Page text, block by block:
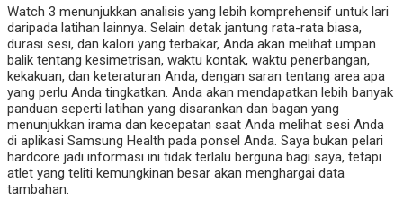
Watch 3 menunjukkan analisis yang lebih komprehensif untuk lari
daripada latihan lainnya. Selain detak jantung rata-rata biasa,
durasi sesi, dan kalori yang terbakar, Anda akan melihat umpan
balik tentang kesimetrisan, waktu kontak, waktu penerbangan,
kekakuan, dan keteraturan Anda, dengan saran tentang area apa
yang perlu Anda tingkatkan. Anda akan mendapatkan lebih banyak
panduan seperti latihan yang disarankan dan bagan yang
menunjukkan irama dan kecepatan saat Anda melihat sesi Anda
di aplikasi Samsung Health pada ponsel Anda. Saya bukan pelari
hardcore jadi informasi ini tidak terlalu berguna bagi saya, tetapi
atlet yang teliti kemungkinan besar akan menghargai data
tambahan.